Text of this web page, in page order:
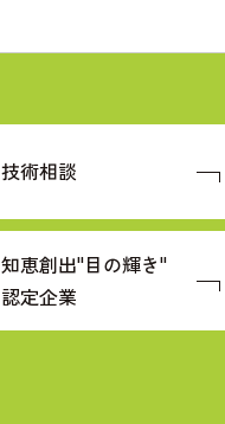
技術相談
知恵創出"目の輝き"
認定企業